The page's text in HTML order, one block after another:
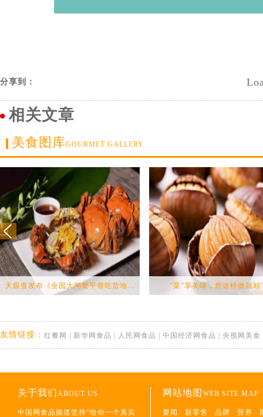
分享到：
相关文章
美食图库GOURMET GALLERY
天眼查发布《全国大闸蟹平替吃货地... “栗”享美味，您这样做就对
友情链接： 红餐网 | 新华网食品 | 人民网食品 | 中国经济网食品 | 央视网美食
关于我们 ABOUT US
中国网食品频道坚持“给你一个真实
网站地图 WEB SITE MAP
要闻 新零售 品牌 营养